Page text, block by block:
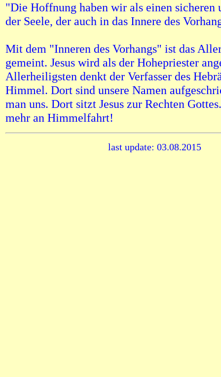
"Die Hoffnung haben wir als einen sicheren
der Seele, der auch in das Innere des
Mit dem "Inneren des Vorhangs" ist das
gemeint. Jesus wird als der Hohepriester
Allerheiligsten denkt der Verfasser des
Himmel. Dort sind unsere Namen
man uns. Dort sitzt Jesus zur Rechten
mehr an Himmelfahrt!
last update: 03.08.2015